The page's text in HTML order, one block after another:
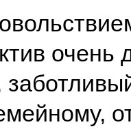
очень